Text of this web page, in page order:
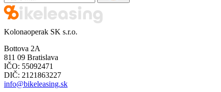
Kolonaoperak SK s.r.o.
Bottova 2A
811 09 Bratislava
IČO: 55092471
DIČ: 2121863227
info@bikeleasing.sk